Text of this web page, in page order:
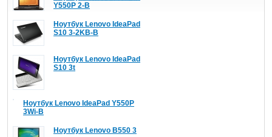
Y550P 2-B
Ноутбук Lenovo IdeaPad
S10 3-2KB-B
Ноутбук Lenovo IdeaPad
S10 3t
Ноутбук Lenovo IdeaPad Y550P
3Wi-B
Ноутбук Lenovo B550 3